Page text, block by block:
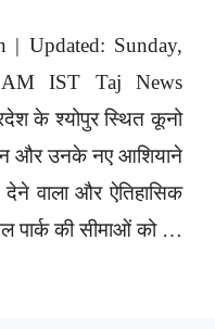
| Updated: Sunday,
IST Taj News
के श्योपुर स्थित कूनो
और उनके नए आशियाने
वाला और ऐतिहासिक
पार्क की सीमाओं को …